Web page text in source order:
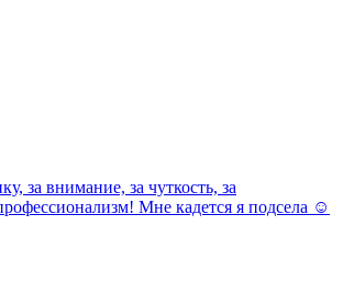
за внимание, за чуткость, за
Мне кадется я подсела ☺️